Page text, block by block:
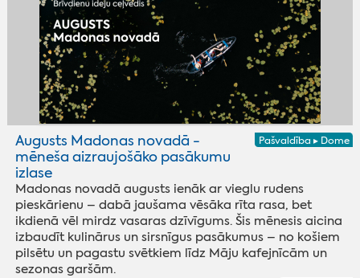
Pašvaldība ▸ Dome
Augusts Madonas novadā -
mēneša aizraujošāko pasākumu
izlase
Madonas novadā augusts ienāk ar vieglu rudens
pieskārienu – dabā jaušama vēsāka rīta rasa, bet
ikdienā vēl mirdz vasaras dzīvīgums. Šis mēnesis aicina
izbaudīt kulinārus un sirsnīgus pasākumus – no košiem
pilsētu un pagastu svētkiem līdz Māju kafejnīcām un
sezonas garšām.